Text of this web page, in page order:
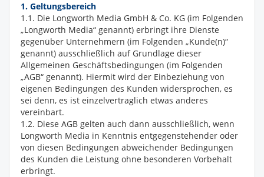
1. Geltungsbereich
1.1. Die Longworth Media GmbH & Co. KG (im Folgenden
„Longworth Media“ genannt) erbringt ihre Dienste
gegenüber Unternehmern (im Folgenden „Kunde(n)“
genannt) ausschließlich auf Grundlage dieser
Allgemeinen Geschäftsbedingungen (im Folgenden
„AGB“ genannt). Hiermit wird der Einbeziehung von
eigenen Bedingungen des Kunden widersprochen, es
sei denn, es ist einzelvertraglich etwas anderes
vereinbart.
1.2. Diese AGB gelten auch dann ausschließlich, wenn
Longworth Media in Kenntnis entgegenstehender oder
von diesen Bedingungen abweichender Bedingungen
des Kunden die Leistung ohne besonderen Vorbehalt
erbringt.